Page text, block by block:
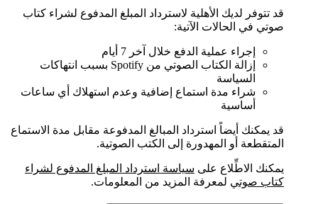
قد تتوفر لديك الأهلية لاسترداد المبلغ المدفوع لشراء كتاب
صوتي في الحالات الآتية:
إجراء عملية الدفع خلال آخر 7 أيام
إزالة الكتاب الصوتي من Spotify بسبب انتهاكات
السياسة
شراء مدة استماع إضافية وعدم استهلاك أي ساعات
أساسية
قد يمكنك أيضاً استرداد المبالغ المدفوعة مقابل مدة الاستماع
المتقطعة أو المهدورة إلى الكتب الصوتية.
يمكنك الاطِّلاع على سياسة استرداد المبلغ المدفوع لشراء
كتاب صوتي لمعرفة المزيد من المعلومات.